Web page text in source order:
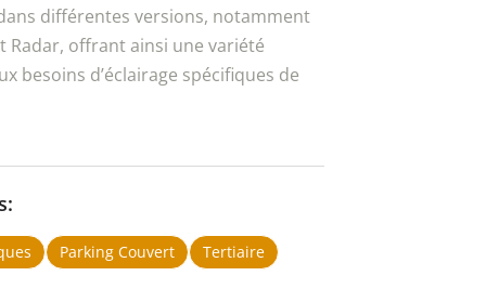
différentes versions, notamment
Radar, offrant ainsi une variété
besoins d’éclairage spécifiques de
Parking Couvert Tertiaire